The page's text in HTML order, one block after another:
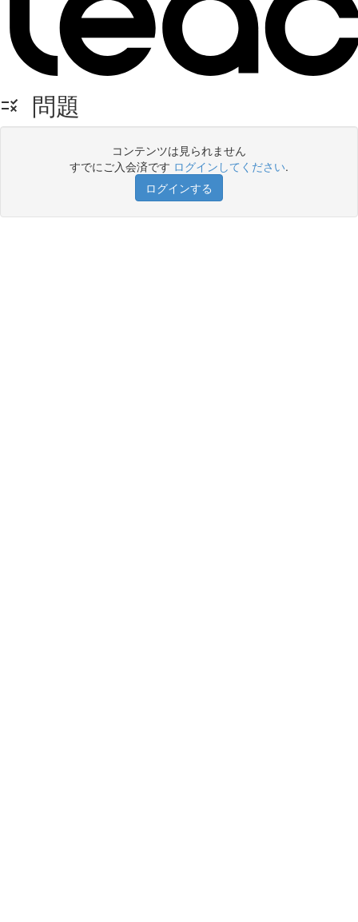
問題
コンテンツは見られません
すでにご入会済です ログインしてください.
ログインする